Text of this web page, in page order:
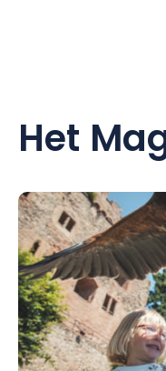
Het